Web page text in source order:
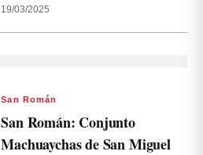
19/03/2025
San Román
San Román: Conjunto
Machuaychas de San Miguel